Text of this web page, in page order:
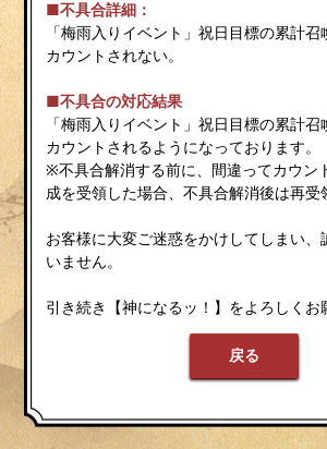
■不具合詳細：
「梅雨入りイベント」祝日目標の累計召
カウントされない。
■不具合の対応結果
「梅雨入りイベント」祝日目標の累計召
カウントされるようになっております。
※不具合解消する前に、間違ってカウン
成を受領した場合、不具合解消後は再受
お客様に大変ご迷惑をかけしてしまい、
いません。
引き続き【神になるッ！】をよろしくお
戻る